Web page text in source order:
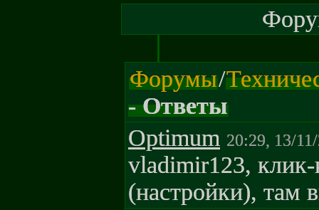
Форумы/
- Ответы
Optimum 20:29, 13/
vladimir123,
(настройки), там